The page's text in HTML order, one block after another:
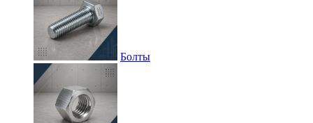
Болты